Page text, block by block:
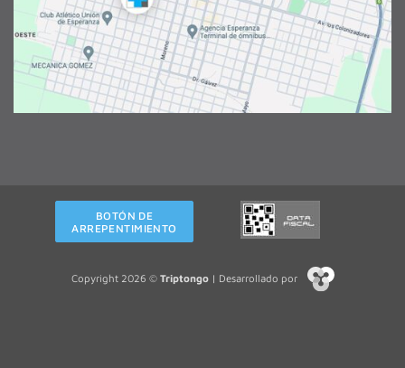
BOTÓN DE
ARREPENTIMIENTO
Copyright 2026 © Triptongo| Desarrollado por